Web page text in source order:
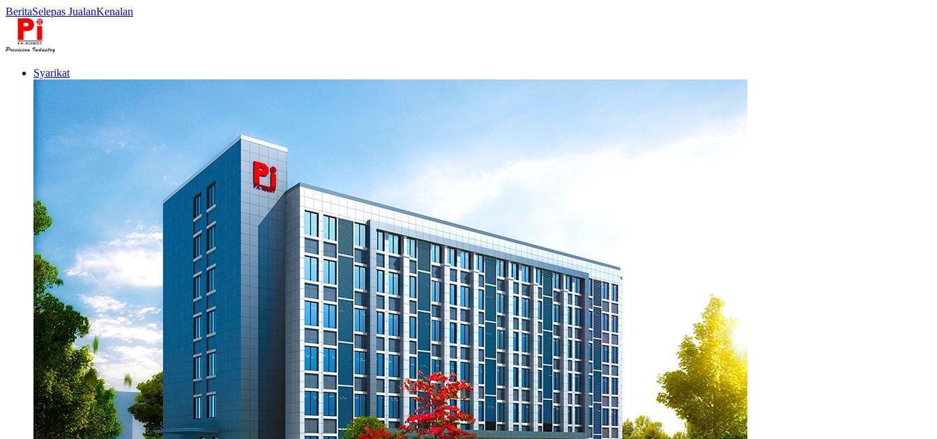
BeritaSelepas JualanKenalan
Syarikat